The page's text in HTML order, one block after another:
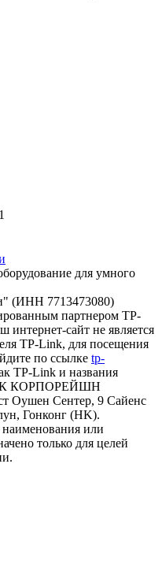
для умного
(ИНН 7713473080)
партнером TP-
сайт не является
TP-Link, для посещения
по ссылке tp-
TP-Link и названия
КОРПОРЕЙШН
Сентер, 9 Сайенс
Гонконг (HK).
или
только для целей